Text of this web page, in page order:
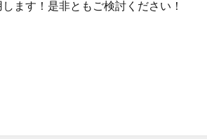
ます！是非ともご検討ください！